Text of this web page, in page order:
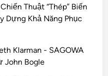
Thuật “Thép” Biến
Dựng Khả Năng Phục
Klarman - SAGOWA
John Bogle